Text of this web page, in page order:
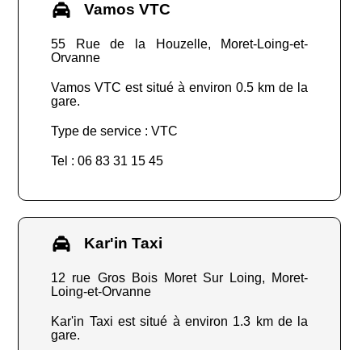
Vamos VTC
55 Rue de la Houzelle, Moret-Loing-et-
Orvanne
Vamos VTC est situé à environ 0.5 km de la
gare.
Type de service : VTC
Tel : 06 83 31 15 45
Kar'in Taxi
12 rue Gros Bois Moret Sur Loing, Moret-
Loing-et-Orvanne
Kar'in Taxi est situé à environ 1.3 km de la
gare.